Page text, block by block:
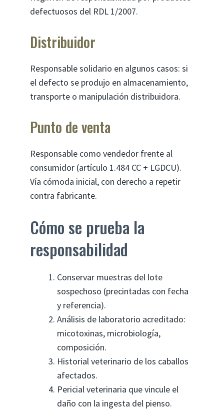
defectuosos del RDL 1/2007.
Distribuidor
Responsable solidario en algunos casos: si
el defecto se produjo en almacenamiento,
transporte o manipulación distribuidora.
Punto de venta
Responsable como vendedor frente al
consumidor (artículo 1.484 CC + LGDCU).
Vía cómoda inicial, con derecho a repetir
contra fabricante.
Cómo se prueba la
responsabilidad
Conservar muestras del lote
sospechoso (precintadas con fecha
y referencia).
Análisis de laboratorio acreditado:
micotoxinas, microbiología,
composición.
Historial veterinario de los caballos
afectados.
Pericial veterinaria que vincule el
daño con la ingesta del pienso.